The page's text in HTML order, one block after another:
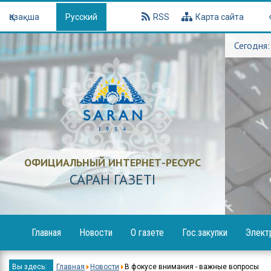
Қазақша Русский RSS Карта сайта
ОФИЦИАЛЬНЫЙ ИНТЕРНЕТ-РЕСУРС
САРАН ГАЗЕТI
Главная
Новости
Образование
О газете
Гос.закупки
Объявления
Вы здесь: Главная Новости В фокусе внимания - важные вопросы